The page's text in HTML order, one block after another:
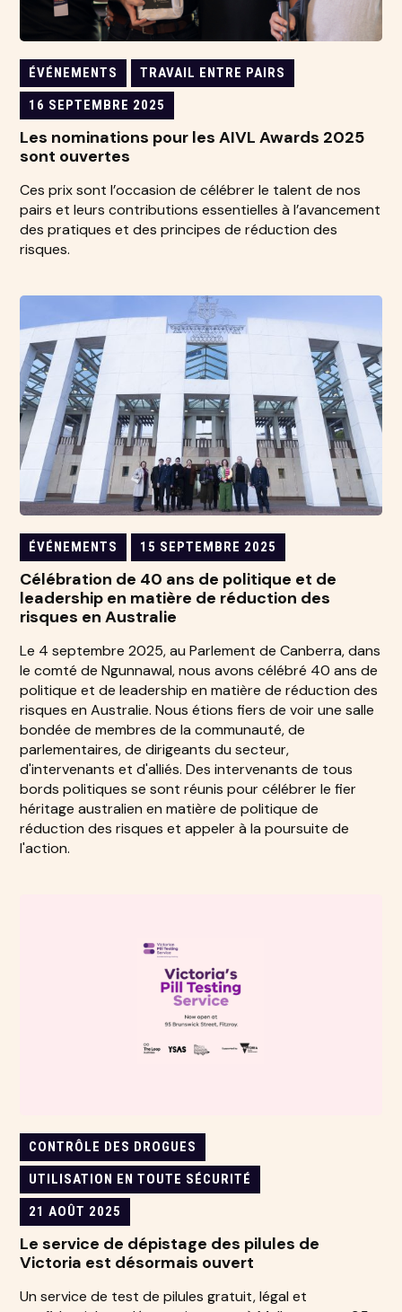
ÉVÉNEMENTS
TRAVAIL ENTRE PAIRS
16 SEPTEMBRE 2025
Les nominations pour les AIVL Awards 2025
sont ouvertes
Ces prix sont l’occasion de célébrer le talent de nos
pairs et leurs contributions essentielles à l’avancement
des pratiques et des principes de réduction des
risques.
ÉVÉNEMENTS 15 SEPTEMBRE 2025
Célébration de 40 ans de politique et de
leadership en matière de réduction des
risques en Australie
Le 4 septembre 2025, au Parlement de Canberra, dans
le comté de Ngunnawal, nous avons célébré 40 ans de
politique et de leadership en matière de réduction des
risques en Australie. Nous étions fiers de voir une salle
bondée de membres de la communauté, de
parlementaires, de dirigeants du secteur,
d'intervenants et d'alliés. Des intervenants de tous
bords politiques se sont réunis pour célébrer le fier
héritage australien en matière de politique de
réduction des risques et appeler à la poursuite de
l'action.
CONTRÔLE DES DROGUES
UTILISATION EN TOUTE SÉCURITÉ
21 AOÛT 2025
Le service de dépistage des pilules de
Victoria est désormais ouvert
Un service de test de pilules gratuit, légal et